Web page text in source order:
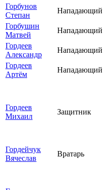
Горбунов
Степан
Нападающий
Горбушин
Матвей
Нападающий
Гордеев
Александр
Нападающий
Гордеев
Артём
Нападающий
Гордеев
Михаил
Защитник
Гордейчук
Вячеслав
Вратарь